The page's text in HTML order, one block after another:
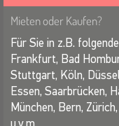
Mieten oder Kaufen?
Für Sie in z.B.
Frankfurt, Bad
Stuttgart, Köln,
Essen, Saarbrücken,
München, Bern,